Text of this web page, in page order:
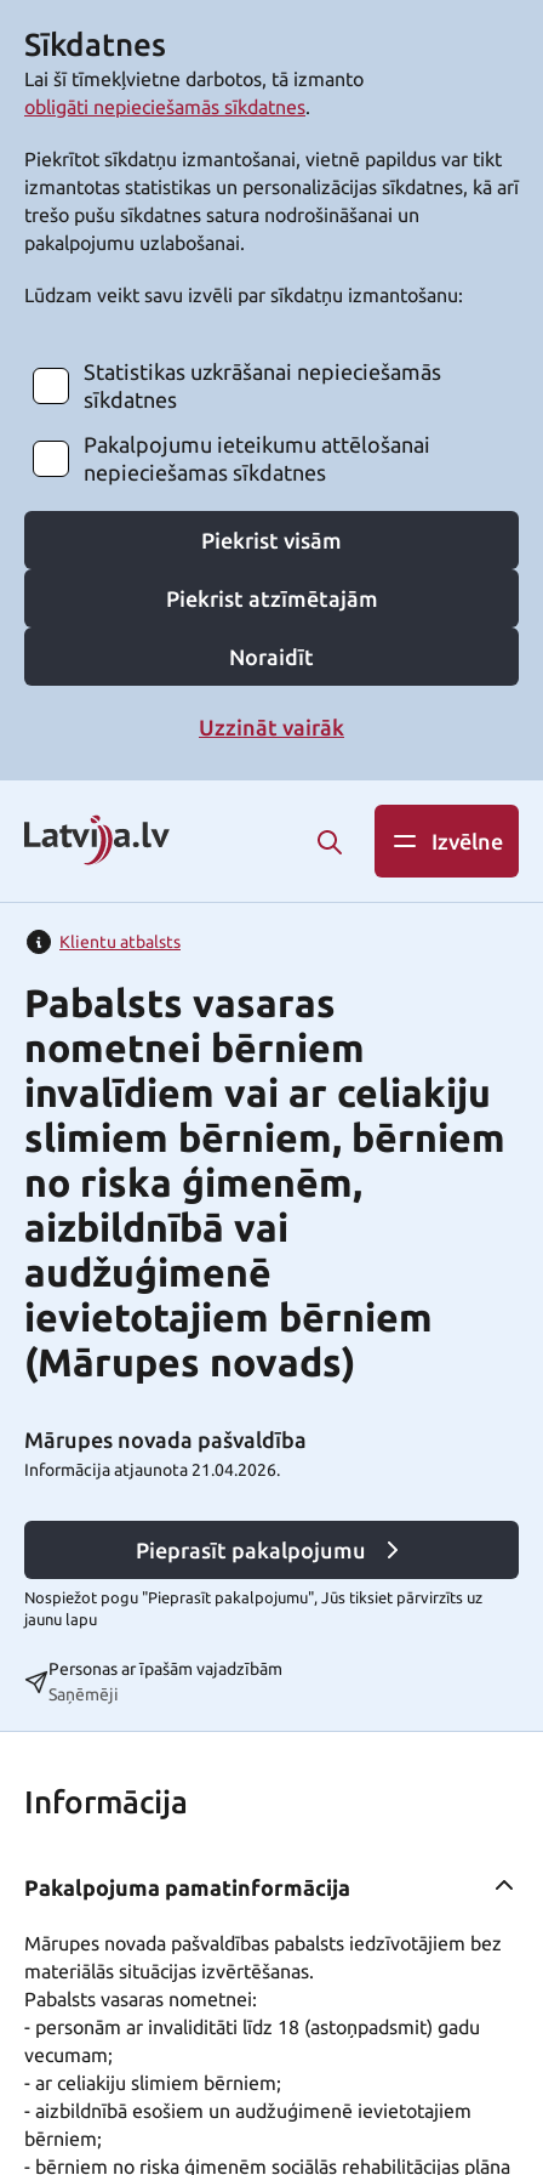
Sīkdatnes
Lai šī tīmekļvietne darbotos, tā izmanto
obligāti nepieciešamās sīkdatnes.
Piekrītot sīkdatņu izmantošanai, vietnē papildus var tikt
izmantotas statistikas un personalizācijas sīkdatnes, kā arī
trešo pušu sīkdatnes satura nodrošināšanai un
pakalpojumu uzlabošanai.
Lūdzam veikt savu izvēli par sīkdatņu izmantošanu:
Statistikas uzkrāšanai nepieciešamās
sīkdatnes
Pakalpojumu ieteikumu attēlošanai
nepieciešamas sīkdatnes
Piekrist visām
Piekrist atzīmētajām
Noraidīt
Uzzināt vairāk
Izvēlne
Klientu atbalsts
Pabalsts vasaras
nometnei bērniem
invalīdiem vai ar celiakiju
slimiem bērniem, bērniem
no riska ģimenēm,
aizbildnībā vai
audžuģimenē
ievietotajiem bērniem
(Mārupes novads)
Mārupes novada pašvaldība
Informācija atjaunota 21.04.2026.
Pieprasīt pakalpojumu
Nospiežot pogu "Pieprasīt pakalpojumu", Jūs tiksiet pārvirzīts uz
jaunu lapu
Personas ar īpašām vajadzībām
Saņēmēji
Informācija
Pakalpojuma pamatinformācija
Mārupes novada pašvaldības pabalsts iedzīvotājiem bez
materiālās situācijas izvērtēšanas.
Pabalsts vasaras nometnei:
- personām ar invaliditāti līdz 18 (astoņpadsmit) gadu
vecumam;
- ar celiakiju slimiem bērniem;
- aizbildnībā esošiem un audžuģimenē ievietotajiem
bērniem;
- bērniem no riska ģimenēm sociālās rehabilitācijas plāna